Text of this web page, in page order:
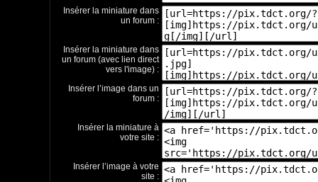
Insérer la miniature dans
un forum :
Insérer la miniature dans
un forum (avec lien direct
vers l'image) :
Insérer l’image dans un
forum :
Insérer la miniature à
votre site :
Insérer l’image à votre
site :